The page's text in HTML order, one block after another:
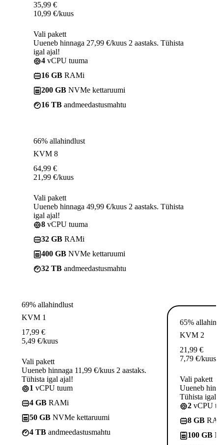
35,99 €
10,99 €/kuus
Vali pakett
Uueneb hinnaga 27,99 €/kuus 2 aastaks. Tühista
igal ajal!
4 vCPU tuuma
16 GB RAMi
200 GB NVMe kettaruumi
16 TB andmeedastusmahtu
66% allahindlust
KVM 8
64,99 €
21,99 €/kuus
Vali pakett
Uueneb hinnaga 49,99 €/kuus 2 aastaks. Tühista
igal ajal!
8 vCPU tuuma
32 GB RAMi
400 GB NVMe kettaruumi
32 TB andmeedastusmahtu
69% allahindlust
KVM 1
17,99 €
5,49 €/kuus
Vali pakett
Uueneb hinnaga 11,99 €/kuus 2 aastaks.
Tühista igal ajal!
1 vCPU tuum
4 GB RAMi
50 GB NVMe kettaruumi
4 TB andmeedastusmahtu
65%
KVM 2
21,99 €
7,79 €/kuus
Vali pakett
Uueneb
Tühista igal
2 vCPU
8 GB
100 GB